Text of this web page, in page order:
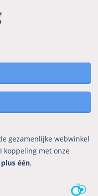
gezamenlijke webwinkel
koppeling met onze
één.